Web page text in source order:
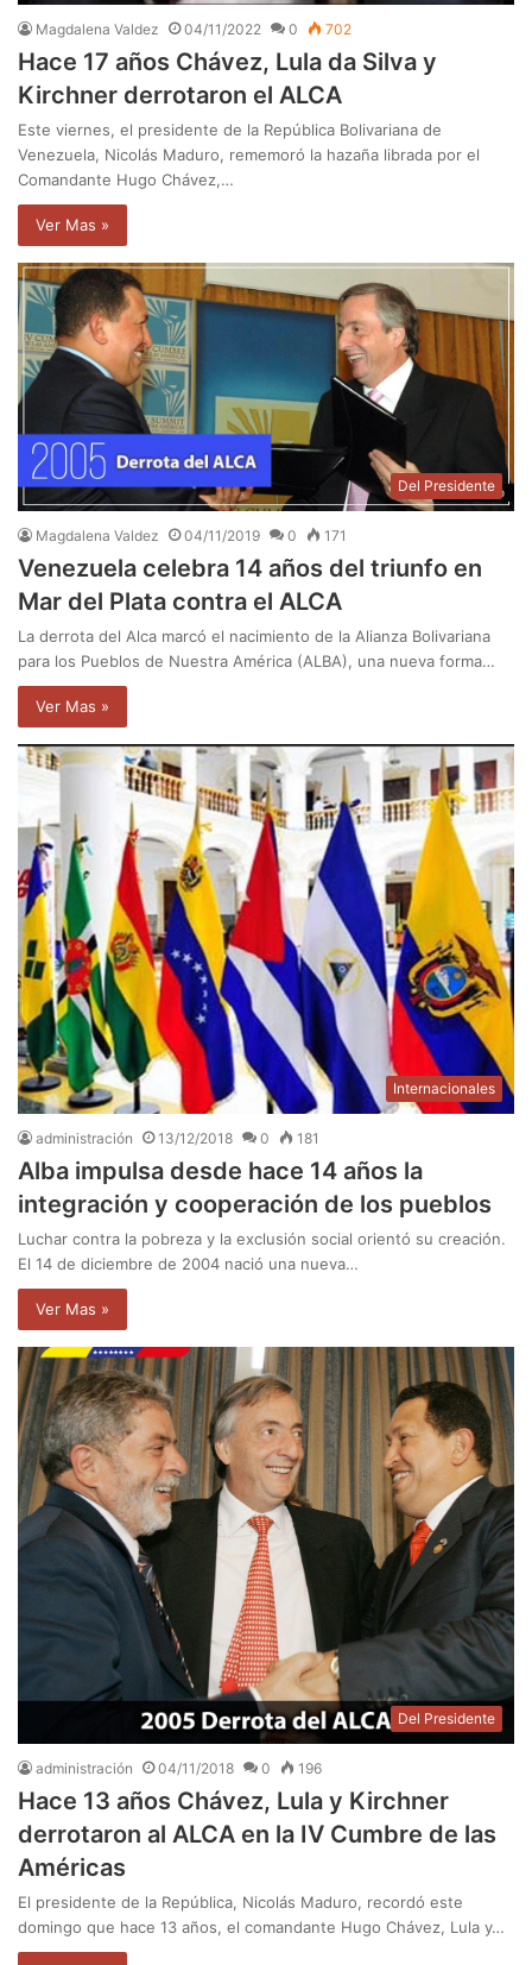
Magdalena Valdez 04/11/2022 0 702
Hace 17 años Chávez, Lula da Silva y
Kirchner derrotaron el ALCA
Este viernes, el presidente de la República Bolivariana de
Venezuela, Nicolás Maduro, rememoró la hazaña librada por el
Comandante Hugo Chávez,…
Ver Mas »
Del Presidente
Magdalena Valdez 04/11/2019 0 171
Venezuela celebra 14 años del triunfo en
Mar del Plata contra el ALCA
La derrota del Alca marcó el nacimiento de la Alianza Bolivariana
para los Pueblos de Nuestra América (ALBA), una nueva forma…
Ver Mas »
Internacionales
administración 13/12/2018 0 181
Alba impulsa desde hace 14 años la
integración y cooperación de los pueblos
Luchar contra la pobreza y la exclusión social orientó su creación.
El 14 de diciembre de 2004 nació una nueva…
Ver Mas »
Del Presidente
administración 04/11/2018 0 196
Hace 13 años Chávez, Lula y Kirchner
derrotaron al ALCA en la IV Cumbre de las
Américas
El presidente de la República, Nicolás Maduro, recordó este
domingo que hace 13 años, el comandante Hugo Chávez, Lula y…